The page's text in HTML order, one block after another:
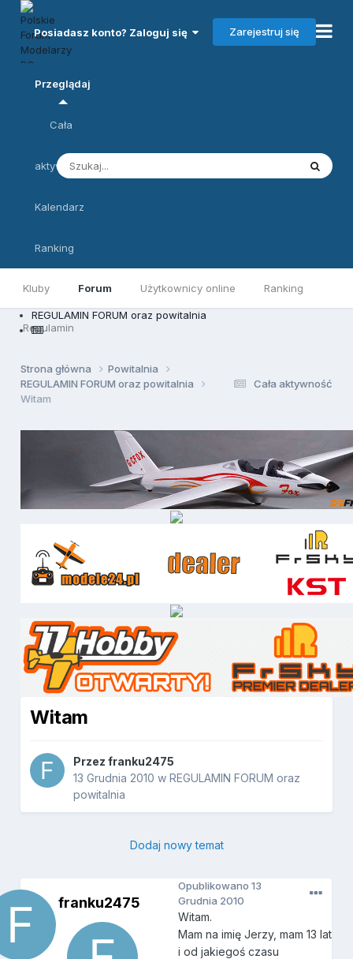
Posiadasz konto? Zaloguj się Zarejestruj się
Przeglądaj
Kluby Forum Użytkownicy online Ranking
Regulamin
Cała
aktywność
Kalendarz
Ranking
REGULAMIN FORUM oraz powitalnia
Cała aktywność
Strona główna
Powitalnia
REGULAMIN FORUM oraz powitalnia
Witam
Witam
Przezfranku2475
13 Grudnia 2010 wREGULAMIN FORUM oraz
powitalnia
Dodaj nowy temat
franku2475
Opublikowano13
Grudnia 2010
Witam.
Mam na imię Jerzy, mam 13 lat
i od jakiegoś czasu